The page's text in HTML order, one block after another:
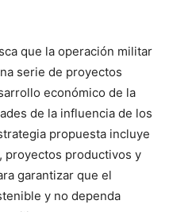
que la operación militar
serie de proyectos
económico de la
de la influencia de los
propuesta incluye
proyectos productivos y
garantizar que el
y no dependa